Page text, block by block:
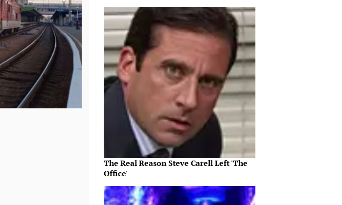
The Real Reason Steve Carell Left 'The
Office'